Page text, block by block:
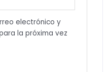
electrónico y
la próxima vez